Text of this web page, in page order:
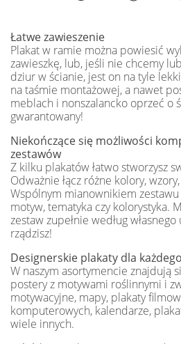
Łatwe zawieszenie
Plakat w ramie można powiesić
zawieszkę, lub, jeśli nie chcemy
dziur w ścianie, jest on na tyle
na taśmie montażowej, a nawet
meblach i nonszalancko oprzeć o
gwarantowany!
Niekończące się możliwości
zestawów
Z kilku plakatów łatwo stworzysz
Odważnie łącz różne kolory,
Wspólnym mianownikiem
motyw, tematyka czy kolorystyka.
zestaw zupełnie według
rządzisz!
Designerskie plakaty dla każdego
W naszym asortymencie znajdują
postery z motywami roślinnymi i
motywacyjne, mapy, plakaty
komputerowych, kalendarze,
wiele innych.